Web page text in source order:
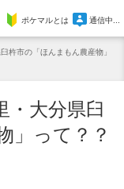
ポケマルとは 通信中...
杵市の「ほんまもん農産物」
・大分県臼
」って？？